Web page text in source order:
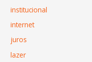
institucional
internet
juros
lazer